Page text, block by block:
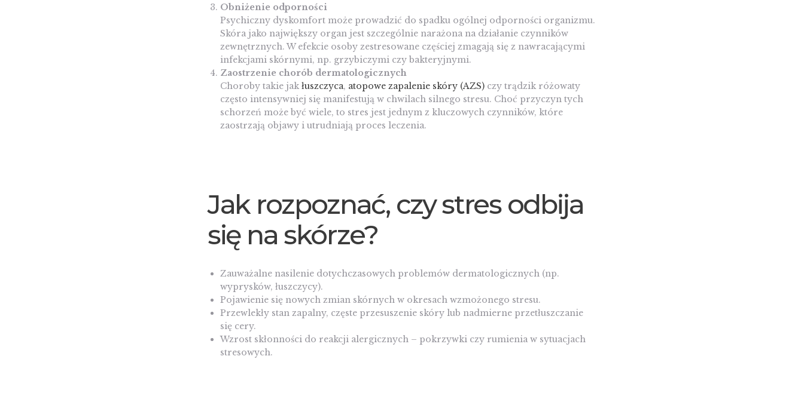
Obniżenie odporności
Psychiczny dyskomfort może prowadzić do spadku ogólnej odporności organizmu.
Skóra jako największy organ jest szczególnie narażona na działanie czynników
zewnętrznych. W efekcie osoby zestresowane częściej zmagają się z nawracającymi
infekcjami skórnymi, np. grzybiczymi czy bakteryjnymi.
Zaostrzenie chorób dermatologicznych
Choroby takie jak łuszczyca, atopowe zapalenie skóry (AZS) czy trądzik różowaty
często intensywniej się manifestują w chwilach silnego stresu. Choć przyczyn tych
schorzeń może być wiele, to stres jest jednym z kluczowych czynników, które
zaostrzają objawy i utrudniają proces leczenia.
Jak rozpoznać, czy stres odbija
się na skórze?
Zauważalne nasilenie dotychczasowych problemów dermatologicznych (np.
wyprysków, łuszczycy).
Pojawienie się nowych zmian skórnych w okresach wzmożonego stresu.
Przewlekły stan zapalny, częste przesuszenie skóry lub nadmierne przetłuszczanie
się cery.
Wzrost skłonności do reakcji alergicznych – pokrzywki czy rumienia w sytuacjach
stresowych.